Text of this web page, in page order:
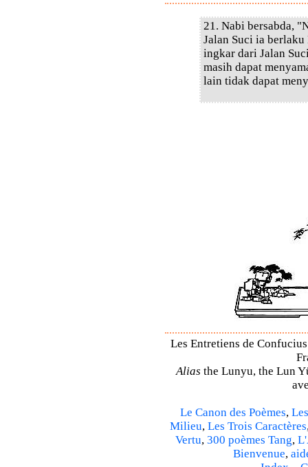
21. Nabi bersabda,
Jalan Suci ia
ingkar dari Jalan
masih dapat
lain tidak dapat
Les Entretiens de
Alias the Lunyu, the Lun
Le Canon des Poèmes,
Milieu, Les Trois Caractères
Vertu, 300 poèmes Tang,
Bienvenue,